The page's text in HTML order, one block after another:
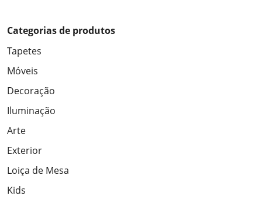
Categorias de produtos
Tapetes
Móveis
Decoração
Iluminação
Arte
Exterior
Loiça de Mesa
Kids